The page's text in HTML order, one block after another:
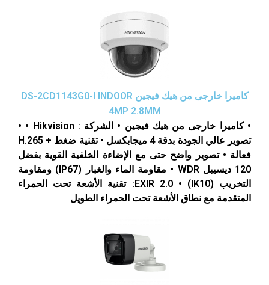
كاميرا خارجى من هيك فيجين DS-2CD1143G0-I INDOOR
4MP 2.8MM
• كاميرا خارجى من هيك فيجين • الشركة : Hikvision • •
تصوير عالي الجودة بدقة 4 ميجابكسل • تقنية ضغط + H.265
فعالة • تصوير واضح حتى مع الإضاءة الخلفية القوية بفضل
120 ديسيبل WDR • مقاومة الماء والغبار (IP67) ومقاومة
التخريب (IK10) • EXIR 2.0: تقنية الأشعة تحت الحمراء
المتقدمة مع نطاق الأشعة تحت الحمراء الطويل